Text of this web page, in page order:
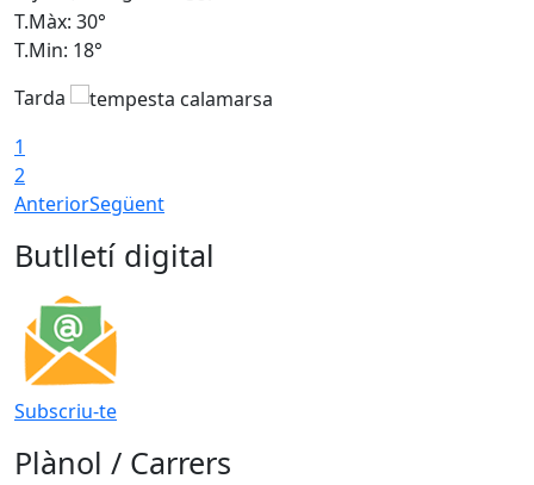
T.Màx: 30°
T.Min: 18°
Tarda
1
2
AnteriorSegüent
Butlletí digital
Subscriu-te
Plànol / Carrers